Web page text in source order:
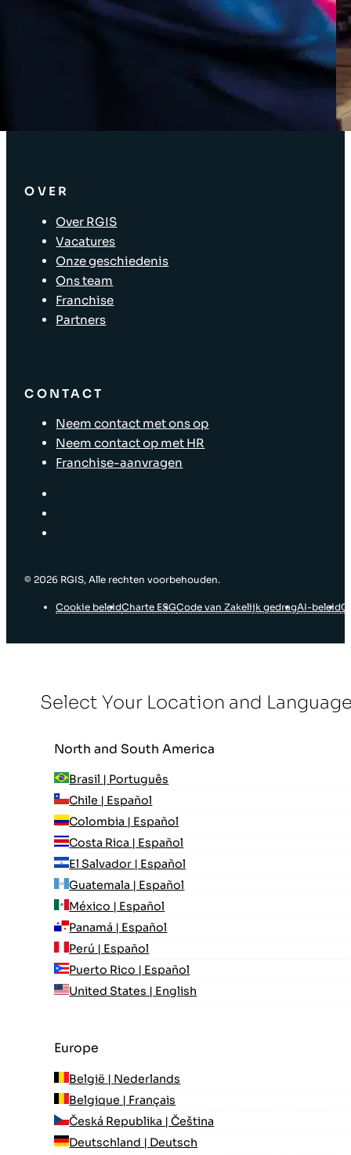
Inventarisoplossingen
Oplossingen voor winkelverkoop
OVER
Over RGIS
Vacatures
Onze geschiedenis
Ons team
Franchise
Partners
CONTACT
Neem contact met ons op
Neem contact op met HR
Franchise-aanvragen
© ‎2026 RGIS, Alle rechten voorbehouden.
Cookie beleidCharte ESGCode van Zakelijk gedragAI-beleid
Select Your Location and
North and South America
Brasil | Português
Chile | Español
Colombia | Español
Costa Rica | Español
El Salvador | Español
Guatemala | Español
México | Español
Panamá | Español
Perú | Español
Puerto Rico | Español
United States | English
Europe
België | Nederlands
Belgique | Français
Česká Republika | Čeština
Deutschland | Deutsch